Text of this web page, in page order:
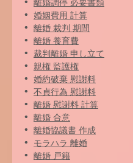
離婚調停 必要書類
婚姻費用 計算
離婚 裁判 期間
離婚 養育費
裁判離婚 申し立て
親権 監護権
婚約破棄 慰謝料
不貞行為 慰謝料
離婚 慰謝料 計算
離婚 合意
離婚協議書 作成
モラハラ 離婚
離婚 戸籍